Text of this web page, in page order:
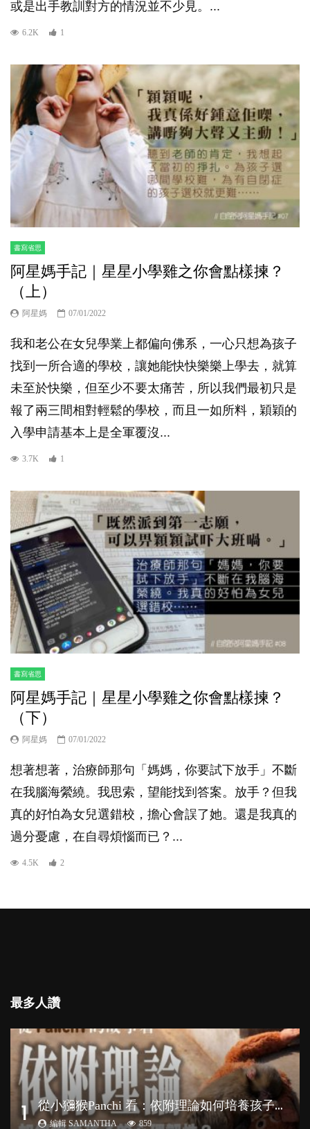
或是出手教訓對方的情況並不少見。...
6.2K 1
書寫省思
阿星媽手記｜星星小學雞之你會點樣揀？
（上）
阿星媽 07/01/2022
我和老公在女兒學業上都偏向佛系，一心只想為孩子
找到一所合適的學校，讓她能快快樂樂上學去，就算
未至於快樂，但至少不要太痛苦，所以我們最初只是
報了兩三間相對輕鬆的學校，而且一如所料，穎穎的
入學申請基本上是全軍覆沒...
3.7K 1
書寫省思
阿星媽手記｜星星小學雞之你會點樣揀？
（下）
阿星媽 07/01/2022
想著想著，治療師那句「媽媽，你要試下放手」不斷
在我腦海縈繞。我思索，望能找到答案。放手？但我
真的好怕為女兒選錯校，擔心會誤了她。還是我真的
過分憂慮，在自尋煩惱而已？...
4.5K 2
最多人讚
1 從
小獼猴Panchi 看：依附理論如何培養孩子心理韌性？
編輯 SAMANTHA 859